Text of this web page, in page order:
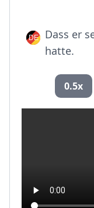
Dass er
hatte.
0.5x